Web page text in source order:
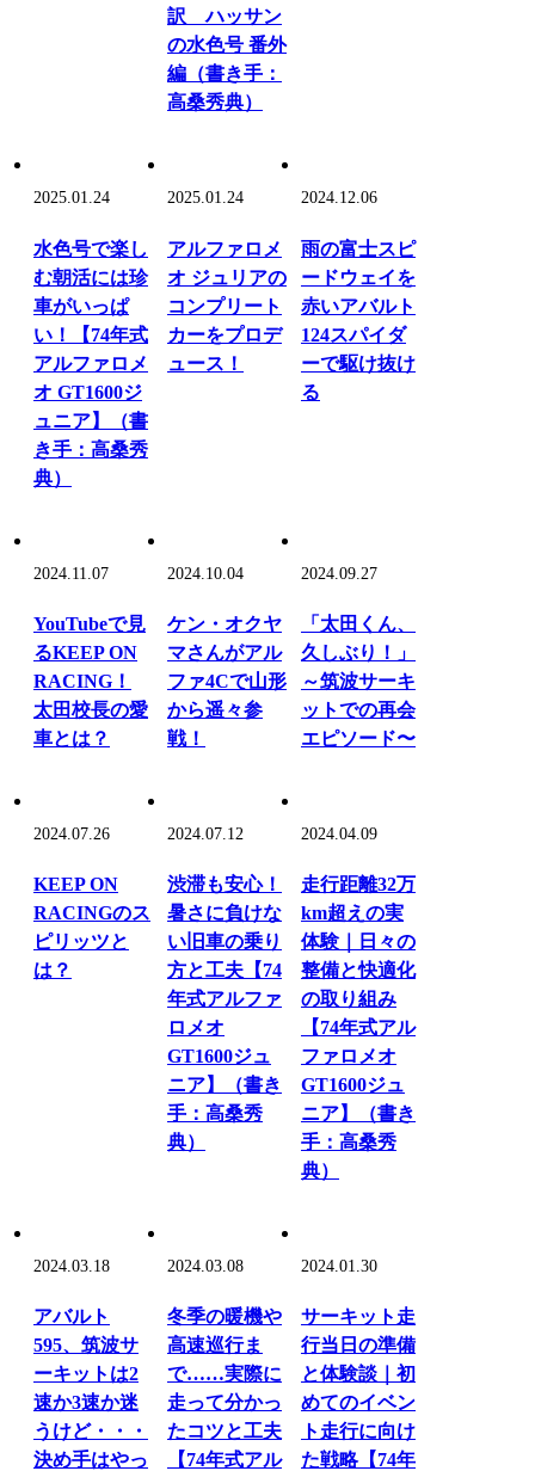
訳 ハッサン
の水色号 番外
編（書き手：
高桑秀典）
2025.01.24
水色号で楽し
む朝活には珍
車がいっぱ
い！【74年式
アルファロメ
オ GT1600ジ
ュニア】（書
き手：高桑秀
典）
2025.01.24
アルファロメ
オ ジュリアの
コンプリート
カーをプロデ
ュース！
2024.12.06
雨の富士スピ
ードウェイを
赤いアバルト
124スパイダ
ーで駆け抜け
る
2024.11.07
YouTubeで見
るKEEP ON
RACING！
太田校長の愛
車とは？
2024.10.04
ケン・オクヤ
マさんがアル
ファ4Cで山形
から遥々参
戦！
2024.09.27
「太田くん、
久しぶり！」
～筑波サーキ
ットでの再会
エピソード〜
2024.07.26
KEEP ON
RACINGのス
ピリッツと
は？
2024.07.12
渋滞も安心！
暑さに負けな
い旧車の乗り
方と工夫【74
年式アルファ
ロメオ
GT1600ジュ
ニア】（書き
手：高桑秀
典）
2024.04.09
走行距離32万
km超えの実
体験｜日々の
整備と快適化
の取り組み
【74年式アル
ファロメオ
GT1600ジュ
ニア】（書き
手：高桑秀
典）
2024.03.18
アバルト
595、筑波サ
ーキットは2
速か3速か迷
うけど・・・
決め手はやっ
2024.03.08
冬季の暖機や
高速巡行ま
で……実際に
走って分かっ
たコツと工夫
【74年式アル
2024.01.30
サーキット走
行当日の準備
と体験談｜初
めてのイベン
ト走行に向け
た戦略【74年